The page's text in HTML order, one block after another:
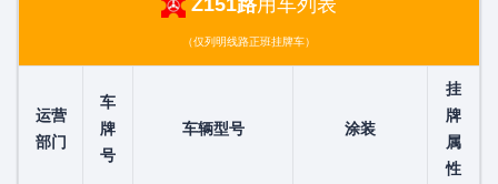
（仅列明线路正班挂牌车）
运营
部门
车
牌
号
车辆型号 涂装
挂
牌
属
性